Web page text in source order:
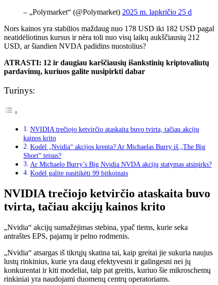
– „Polymarket“ (@Polymarket) 2025 m. lapkričio 25 d
Nors kainos yra stabilios maždaug nuo 178 USD iki 182 USD pagal
neatidėliotinus kursus ir nėra toli nuo visų laikų aukščiausių 212
USD, ar šiandien NVDA padidins nuostolius?
ATRASTI: 12 ir daugiau karščiausių išankstinių kriptovaliutų
pardavimų, kuriuos galite nusipirkti dabar
Turinys:
NVIDIA trečiojo ketvirčio ataskaita buvo tvirta, tačiau akcijų
kainos krito
Kodėl „Nvidia“ akcijos krenta? Ar Michaelas Burry iš „The Big
Short“ teisus?
Ar Michaelo Burry’s Big Nvidia NVDA akcijų statymas atsipirks?
Kodėl galite pasitikėti 99 bitkoinais
NVIDIA trečiojo ketvirčio ataskaita buvo
tvirta, tačiau akcijų kainos krito
„Nvidia“ akcijų sumažėjimas stebina, ypač tiems, kurie seka
antraštes EPS, pajamų ir pelno rodmenis.
„Nvidia“ atsargas iš tikrųjų skatina tai, kaip greitai jie sukuria naujus
lustų rinkinius, kurie yra daug efektyvesni ir galingesni nei jų
konkurentai ir kiti modeliai, taip pat greitis, kuriuo šie mikroschemų
rinkiniai yra naudojami duomenų centrų operatoriams.